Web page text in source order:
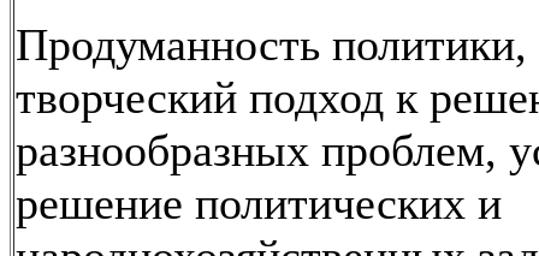
Продуманность политики,
творческий подход к
разнообразных проблем,
решение политических и